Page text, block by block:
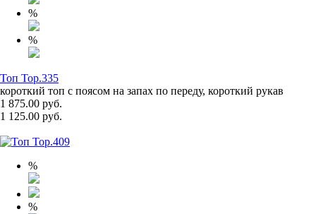
%
%
Топ Top.335
короткий топ с поясом на запах по переду, короткий рукав
1 875.00 руб.
1 125.00 руб.
%
%